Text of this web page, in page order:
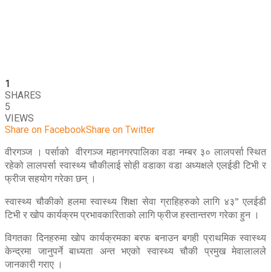
1
SHARES
5
VIEWS
Share on FacebookShare on Twitter
वीरगञ्ज । पर्साको वीरगञ्ज महानगरपालिका वडा नम्बर ३० लालपर्सा स्थित
रहेको लालपर्सा स्वास्थ्य चौकीलाई सोही वडाका वडा अध्यक्षले एलईडी टिभी र
फ्रीज सहयोग गरेका छन् ।
स्वास्थ्य चौकीको हलमा स्वास्थ्य शिक्षा सेवा ग्राहिहरुको लागि ४३” एलईडी
टिभी र खोप कार्यक्रम प्रभावकारिताको लागि फ्रीज हस्तान्तरण गरेका हुन ।
विगतका दिनहरुमा खोप कार्यक्रमका बरफ बनाउन बगही प्राथमिक स्वास्थ्य
केन्द्रमा जानुपर्ने बाध्यता अन्त भएको स्वास्थ्य चौकी प्रमुख मेवालालले
जानकारी गराए ।